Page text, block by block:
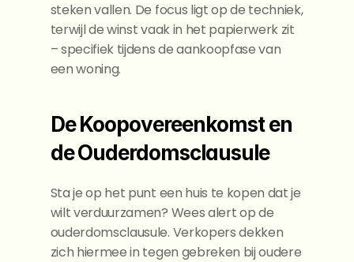
steken vallen. De focus ligt op de techniek,
terwijl de winst vaak in het papierwerk zit
– specifiek tijdens de aankoopfase van
een woning.
De Koopovereenkomst en
de Ouderdomsclausule
Sta je op het punt een huis te kopen dat je
wilt verduurzamen? Wees alert op de
ouderdomsclausule. Verkopers dekken
zich hiermee in tegen gebreken bij oudere